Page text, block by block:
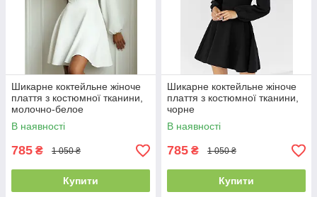
Шикарне коктейльне жіноче
плаття з костюмної тканини,
молочно-белое
В наявності
785 ₴ 1 050 ₴
Купити
Шикарне коктейльне жіноче
плаття з костюмної тканини,
чорне
В наявності
785 ₴ 1 050 ₴
Купити